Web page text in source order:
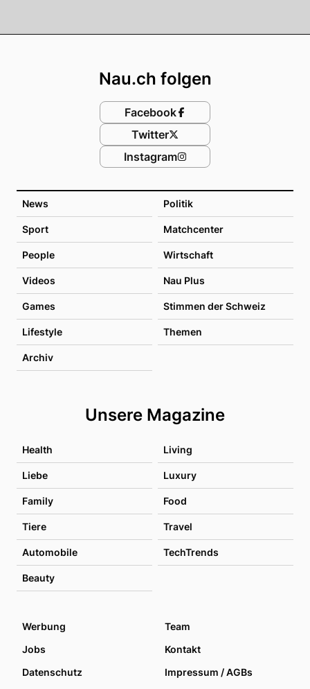
News Politik
Sport Matchcenter
People Wirtschaft
Videos Nau Plus
Games Stimmen der Schweiz
Lifestyle Themen
Archiv
Unsere Magazine
Health Living
Liebe Luxury
Family Food
Tiere Travel
Automobile TechTrends
Beauty
Nau.ch folgen
Facebook
Twitter
Instagram
Werbung
Team
Jobs
Kontakt
Datenschutz
Impressum / AGBs